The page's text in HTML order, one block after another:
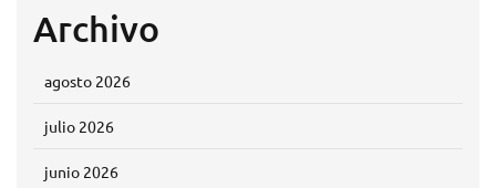
Archivo
agosto 2026
julio 2026
junio 2026